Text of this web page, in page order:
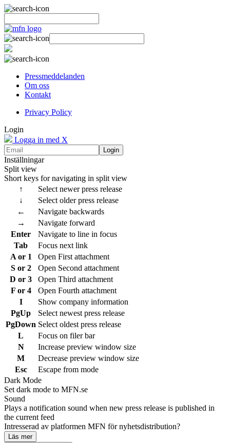
Pressmeddelanden
Om oss
Kontakt
Privacy Policy
Login
Logga in med X
Login
Inställningar
Split view
Short keys for navigating in split view
↑
Select newer press release
↓
Select older press release
←
Navigate backwards
→
Navigate forward
Enter
Navigate to line in focus
Tab
Focus next link
A or 1
Open First attachment
S or 2
Open Second attachment
D or 3
Open Third attachment
F or 4
Open Fourth attachment
I
Show company information
PgUp
Select newest press release
PgDown Select oldest press release
L
Focus on filer bar
N
Increase preview window size
M
Decrease preview window size
Esc
Escape from mode
Dark Mode
Set dark mode to MFN.se
Sound
Plays a notification sound when new press release is published in
the current feed
Intresserad av platformen MFN för nyhetsdistribution?
Läs mer